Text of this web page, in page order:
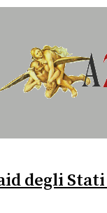
degli